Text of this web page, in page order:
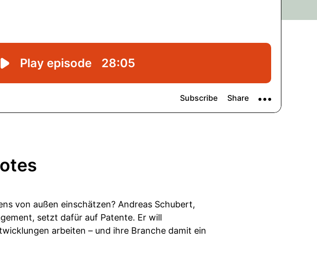
von außen einschätzen? Andreas Schubert,
setzt dafür auf Patente. Er will
arbeiten – und ihre Branche damit ein